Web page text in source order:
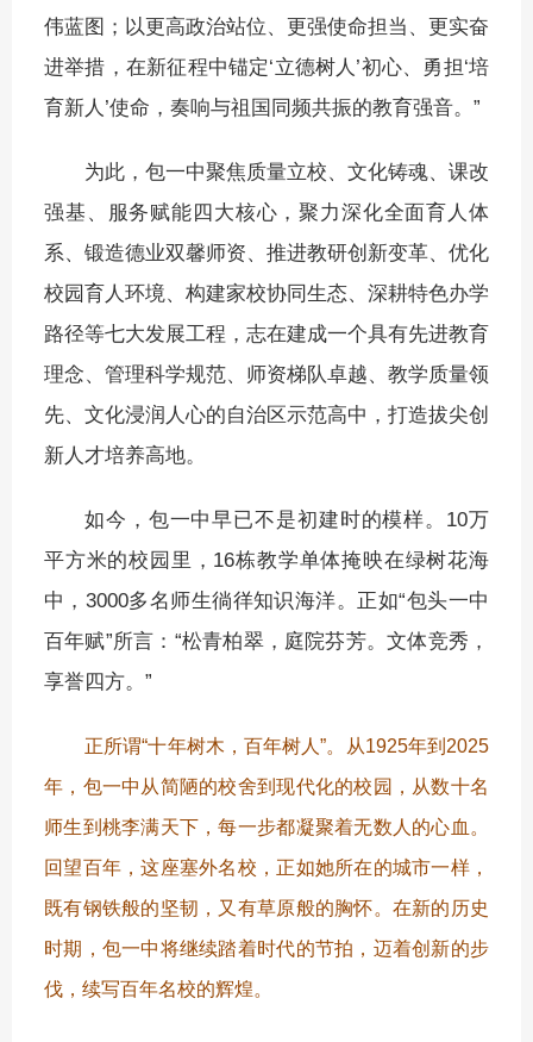
伟蓝图；以更高政治站位、更强使命担当、更实奋
进举措，在新征程中锚定‘立德树人’初心、勇担‘培
育新人’使命，奏响与祖国同频共振的教育强音。”
为此，包一中聚焦质量立校、文化铸魂、课改
强基、服务赋能四大核心，聚力深化全面育人体
系、锻造德业双馨师资、推进教研创新变革、优化
校园育人环境、构建家校协同生态、深耕特色办学
路径等七大发展工程，志在建成一个具有先进教育
理念、管理科学规范、师资梯队卓越、教学质量领
先、文化浸润人心的自治区示范高中，打造拔尖创
新人才培养高地。
如今，包一中早已不是初建时的模样。10万
平方米的校园里，16栋教学单体掩映在绿树花海
中，3000多名师生徜徉知识海洋。正如“包头一中
百年赋”所言：“松青柏翠，庭院芬芳。文体竞秀，
享誉四方。”
正所谓“十年树木，百年树人”。从1925年到2025
年，包一中从简陋的校舍到现代化的校园，从数十名
师生到桃李满天下，每一步都凝聚着无数人的心血。
回望百年，这座塞外名校，正如她所在的城市一样，
既有钢铁般的坚韧，又有草原般的胸怀。在新的历史
时期，包一中将继续踏着时代的节拍，迈着创新的步
伐，续写百年名校的辉煌。